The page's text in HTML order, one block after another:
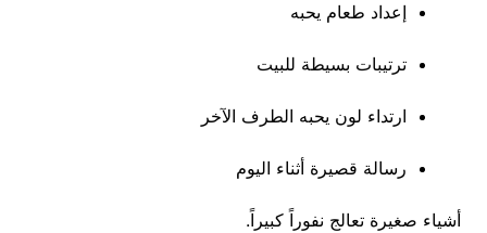
إعداد طعام يحبه
ترتيبات بسيطة للبيت
ارتداء لون يحبه الطرف الآخر
رسالة قصيرة أثناء اليوم
أشياء صغيرة تعالج نفوراً كبيراً.